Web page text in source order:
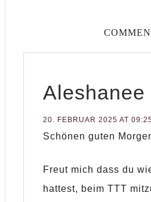
Aleshanee
20. FEBRUAR 2025 AT
Schönen guten
Freut mich dass du
hattest, beim TTT